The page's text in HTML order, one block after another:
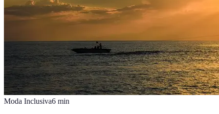
Moda Inclusiva6 min